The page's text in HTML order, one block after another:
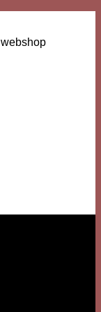
webshop